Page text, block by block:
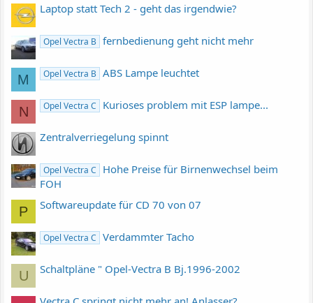
Laptop statt Tech 2 - geht das irgendwie?
Opel Vectra B fernbedienung geht nicht mehr
M Opel Vectra B ABS Lampe leuchtet
N Opel Vectra C Kurioses problem mit ESP lampe...
Zentralverriegelung spinnt
Opel Vectra C
Hohe Preise für Birnenwechsel beim
FOH
P Softwareupdate für CD 70 von 07
Opel Vectra C Verdammter Tacho
U Schaltpläne " Opel-Vectra B Bj.1996-2002